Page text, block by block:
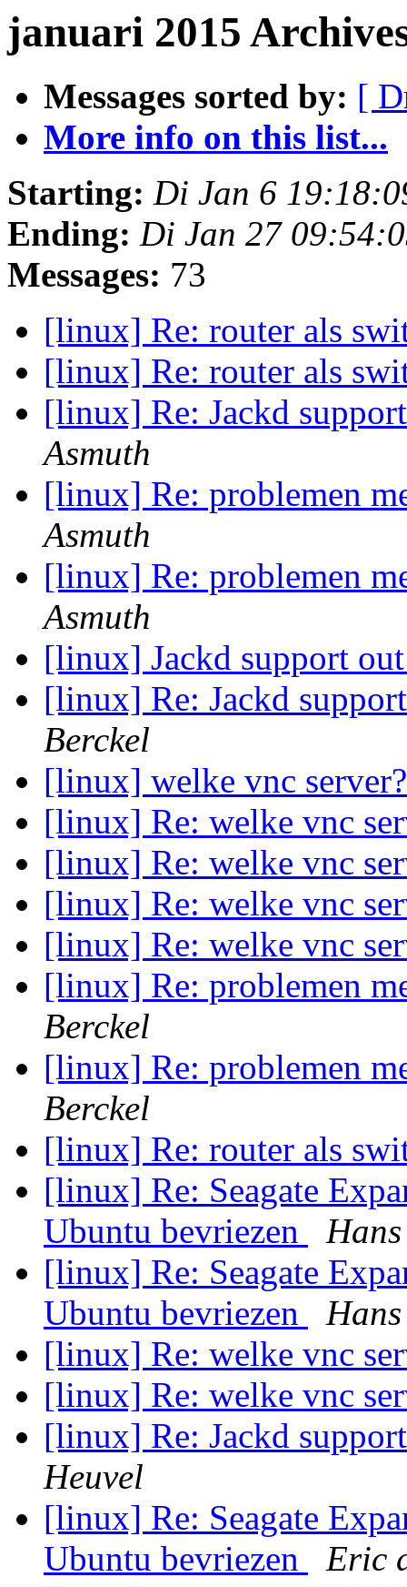
januari 2015
Messages sorted by: [
More info on this list...
Starting: Di Jan 6
Ending: Di Jan 27
Messages: 73
[linux] Re: router als
[linux] Re: router als
[linux] Re: Jackd
Asmuth
[linux] Re: problemen
Asmuth
[linux] Re: problemen
Asmuth
[linux] Jackd support
[linux] Re: Jackd
Berckel
[linux] welke vnc
[linux] Re: welke vnc
[linux] Re: welke vnc
[linux] Re: welke vnc
[linux] Re: welke vnc
[linux] Re: problemen
Berckel
[linux] Re: problemen
Berckel
[linux] Re: router als
[linux] Re: Seagate
Ubuntu bevriezen
[linux] Re: Seagate
Ubuntu bevriezen
[linux] Re: welke vnc
[linux] Re: welke vnc
[linux] Re: Jackd
Heuvel
[linux] Re: Seagate
Ubuntu bevriezen
Eric